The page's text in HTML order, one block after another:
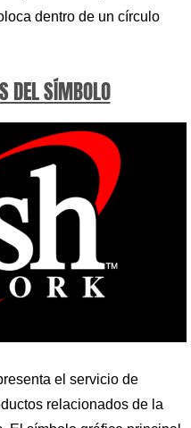
dentro de un círculo
DEL SÍMBOLO
el servicio de
relacionados de la